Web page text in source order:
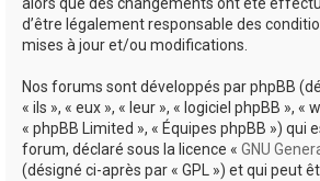
alors que des changements ont été
d’être légalement responsable des
mises à jour et/ou modifications.
Nos forums sont développés par phpBB
« ils », « eux », « leur », « logiciel phpBB », «
« phpBB Limited », « Équipes phpBB ») qui
forum, déclaré sous la licence « GNU
(désigné ci-après par « GPL ») et qui peut